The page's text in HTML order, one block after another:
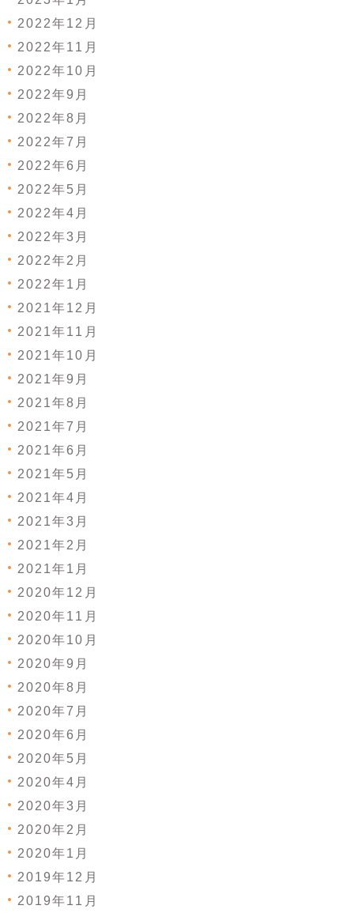
2022年12月
2022年11月
2022年10月
2022年9月
2022年8月
2022年7月
2022年6月
2022年5月
2022年4月
2022年3月
2022年2月
2022年1月
2021年12月
2021年11月
2021年10月
2021年9月
2021年8月
2021年7月
2021年6月
2021年5月
2021年4月
2021年3月
2021年2月
2021年1月
2020年12月
2020年11月
2020年10月
2020年9月
2020年8月
2020年7月
2020年6月
2020年5月
2020年4月
2020年3月
2020年2月
2020年1月
2019年12月
2019年11月